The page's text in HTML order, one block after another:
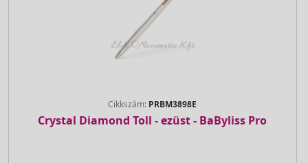
Cikkszám: PRBM3898E
Crystal Diamond Toll - ezüst - BaByliss Pro